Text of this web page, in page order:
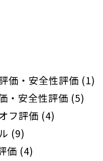
価・安全性評価 (1)
・安全性評価 (5)
フ評価 (4)
(9)
価 (4)